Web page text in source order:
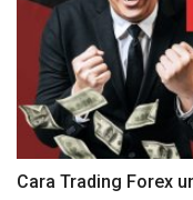
Cara Trading Forex